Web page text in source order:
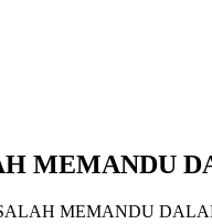
MEMANDU
MEMANDU